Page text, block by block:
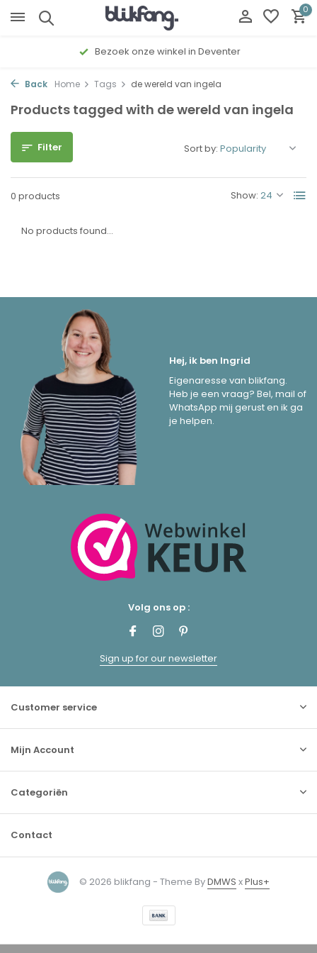
0
Bezoek onze winkel in Deventer
Back Home Tags de wereld van ingela
Products tagged with de wereld van ingela
Filter
0 products Show:
Sort by:
No products found...
Hej, ik ben Ingrid
Eigenaresse van blikfang.
Heb je een vraag? Bel, mail of
WhatsApp mij gerust en ik ga
je helpen.
Volg ons op :
Sign up for our newsletter
Customer service
Mijn Account
Categoriën
Contact
© 2026 blikfang - Theme ByDMWS xPlus+